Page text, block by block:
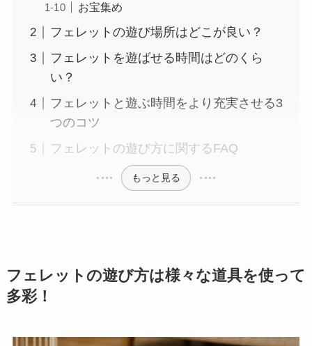
お宝集め
フェレットの遊び場所はどこが良い？
フェレットを遊ばせる時間はどのくら
い？
フェレットと遊ぶ時間をより充実させる3
つのコツ
フェレットの遊び方に関するFAQ
もっと見る
フェレットの遊び方は様々な道具を使って
多彩！